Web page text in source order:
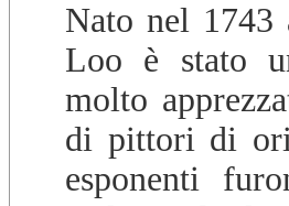
Nato nel 1743
Loo è stato
molto
di pittori di
esponenti